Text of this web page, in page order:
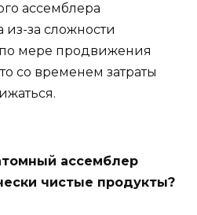
ассемблера
из-за сложности
мере продвижения
со временем затраты
ассемблер
чистые продукты?